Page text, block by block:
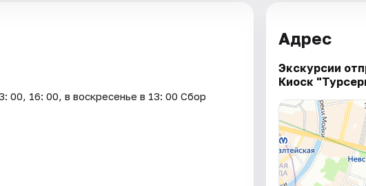
00, 16: 00, в воскресенье в 13: 00 Сбор
Адрес
Экскурсии
Киоск